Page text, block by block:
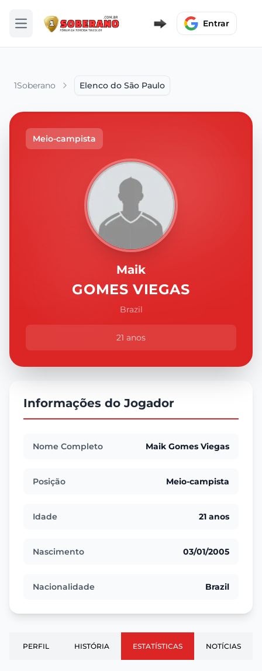
Abrir menu Entrar
1Soberano Elenco do São Paulo
Meio-campista
Maik
GOMES VIEGAS
Brazil
21 anos
Informações do Jogador
Nome Completo Maik Gomes Viegas
Posição Meio-campista
Idade 21 anos
Nascimento 03/01/2005
Nacionalidade Brazil
PERFIL HISTÓRIA ESTATÍSTICAS NOTÍCIAS